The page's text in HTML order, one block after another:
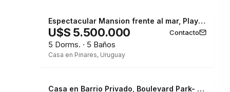
Espectacular Mansion frente al mar, Playa Mansa.
U$S 5.500.000 Contacto
5 Dorms. · 5 Baños
Casa en Pinares, Uruguay
Casa en Barrio Privado, Boulevard Park- Punta del Este